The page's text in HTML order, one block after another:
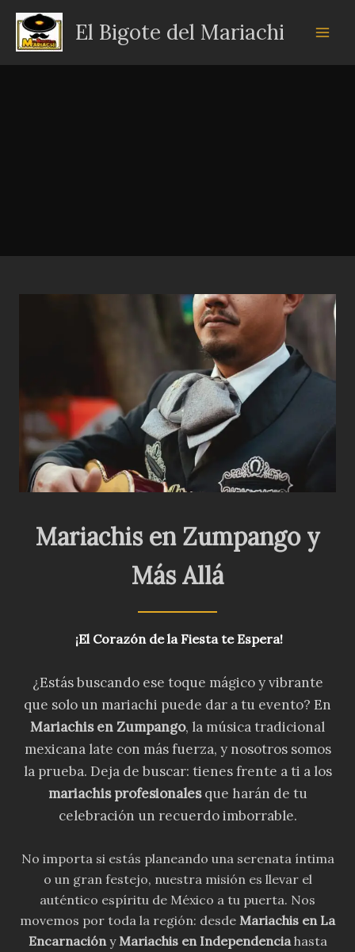
contenido
El Bigote del Mariachi
Mariachis en Zumpango y
Más Allá
¡El Corazón de la Fiesta te Espera!
¿Estás buscando ese toque mágico y vibrante
que solo un mariachi puede dar a tu evento? En
Mariachis en Zumpango, la música tradicional
mexicana late con más fuerza, y nosotros somos
la prueba. Deja de buscar: tienes frente a ti a los
mariachis profesionalesque harán de tu
celebración un recuerdo imborrable.
No importa si estás planeando una serenata íntima
o un gran festejo, nuestra misión es llevar el
auténtico espíritu de México a tu puerta. Nos
movemos por toda la región: desde Mariachis en La
EncarnaciónyMariachis en Independenciahasta